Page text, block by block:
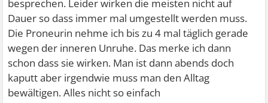
besprechen. Leider wirken die meisten nicht auf
Dauer so dass immer mal umgestellt werden muss.
Die Proneurin nehme ich bis zu 4 mal täglich gerade
wegen der inneren Unruhe. Das merke ich dann
schon dass sie wirken. Man ist dann abends doch
kaputt aber irgendwie muss man den Alltag
bewältigen. Alles nicht so einfach